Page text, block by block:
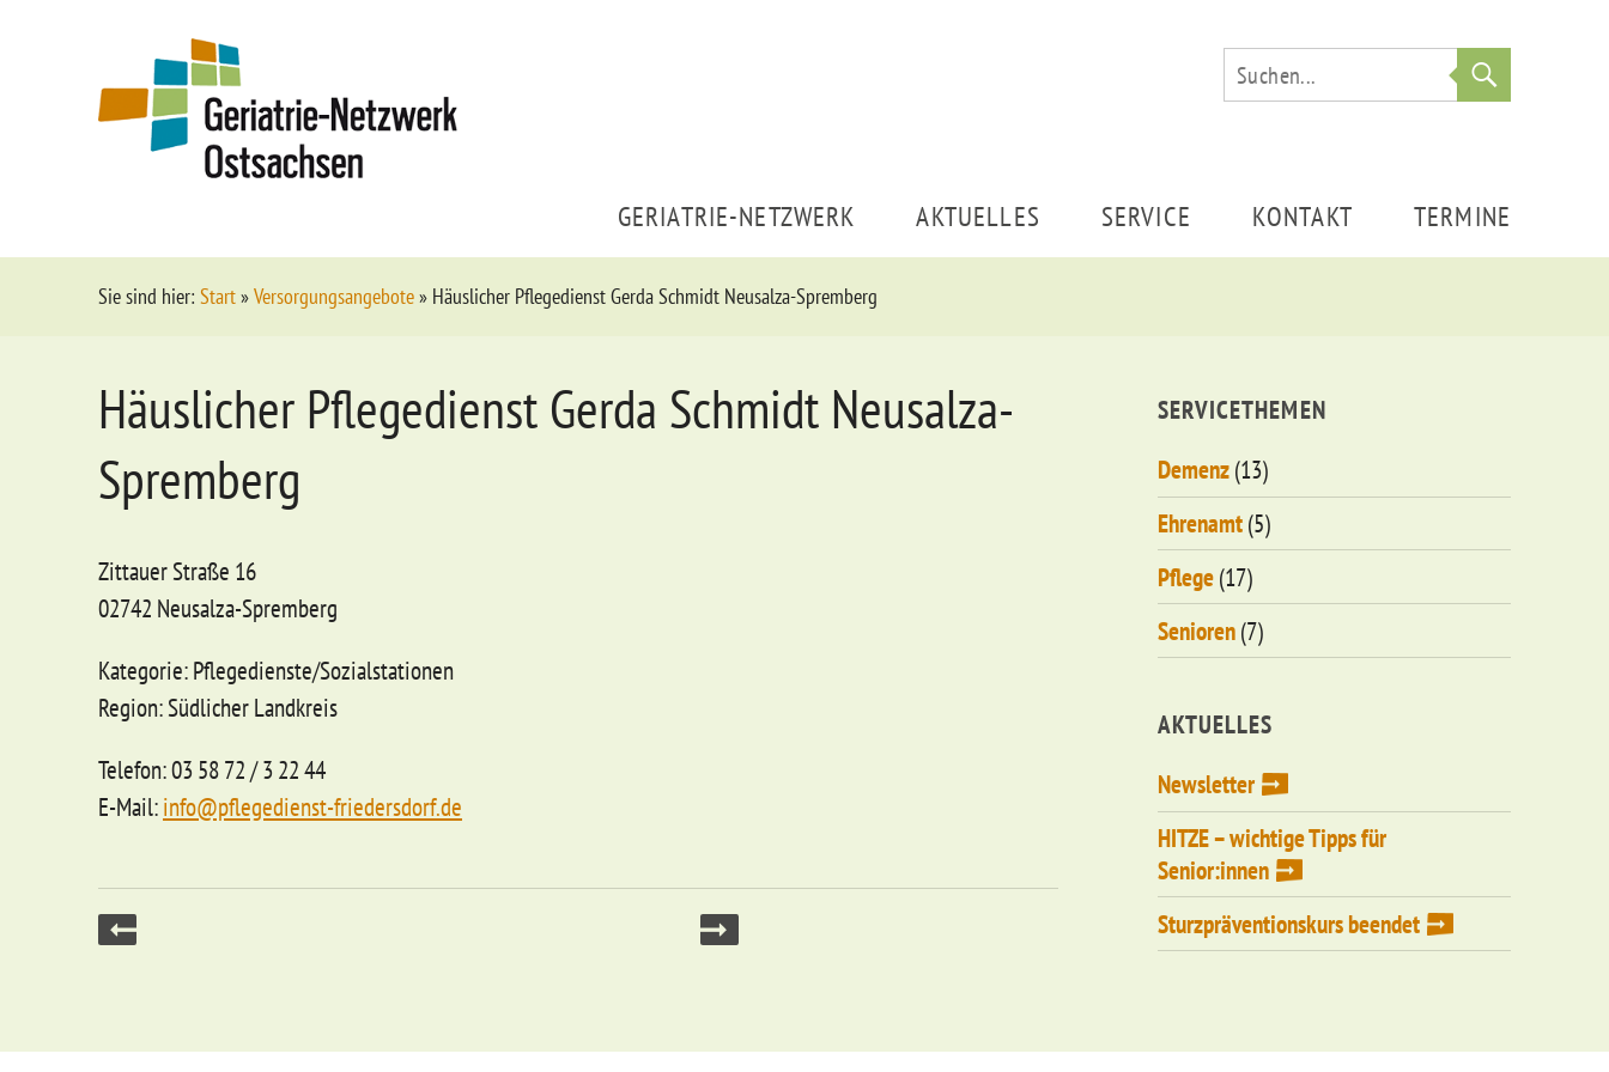
GERIATRIE-NETZWERK AKTUELLES SERVICE KONTAKT TERMINE
Sie sind hier: Start»Versorgungsangebote» Häuslicher Pflegedienst Gerda Schmidt Neusalza-Spremberg
Häuslicher Pflegedienst Gerda Schmidt Neusalza-
Spremberg
Zittauer Straße 16
02742 Neusalza-Spremberg
Kategorie: Pflegedienste/Sozialstationen
Region: Südlicher Landkreis
Telefon: 03 58 72 / 3 22 44
E-Mail:info@pflegedienst-friedersdorf.de
SERVICETHEMEN
Demenz(13)
Ehrenamt(5)
Pflege(17)
Senioren(7)
AKTUELLES
Newsletter
HITZE – wichtige Tipps für
Senior:innen
Sturzpräventionskurs beendet